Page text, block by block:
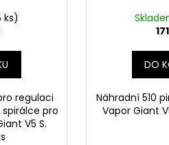
ks)
regulaci
pro
V5 S.
DO
Náhradní 510
Vapor Giant